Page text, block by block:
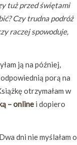
tuż przed świętami
Czy trudna podróż
raczej spowoduje,
ją na później,
porą na
otrzymałam w
– online i dopiero
dni nie myślałam o